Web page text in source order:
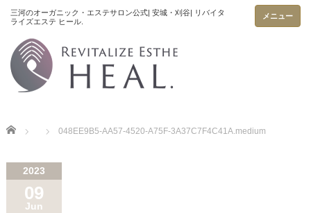
メニュー
Home 048EE9B5-AA57-4520-A75F-3A37C7F4C41A.medium
2023
09
Jun